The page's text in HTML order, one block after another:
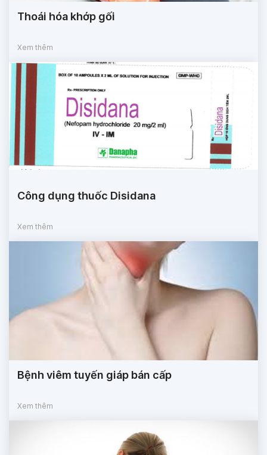
Thoái hóa khớp gối
Xem thêm
Công dụng thuốc Disidana
Xem thêm
Bệnh viêm tuyến giáp bán cấp
Xem thêm